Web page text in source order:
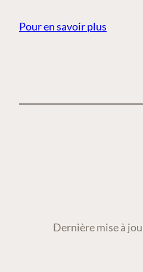
Pour en savoir plus
Dernière mise à